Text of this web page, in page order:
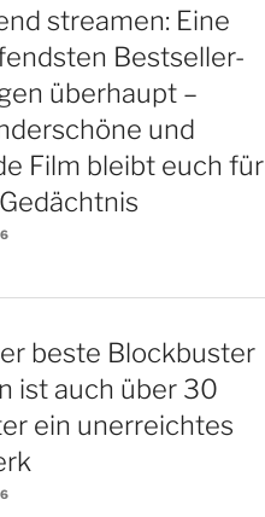
streamen: Eine
Bestseller-
überhaupt –
und
Film bleibt euch für
beste Blockbuster
ist auch über 30
ein unerreichtes